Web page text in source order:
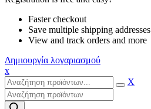
Faster checkout
Save multiple shipping addresses
View and track orders and more
Δημιουργία λογαριασμού
x
X
Products
search